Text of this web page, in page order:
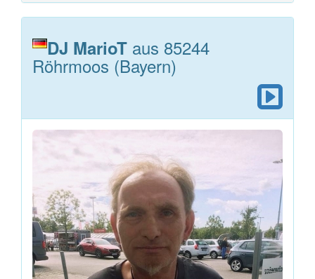
DJ MarioT aus 85244
Röhrmoos (Bayern)